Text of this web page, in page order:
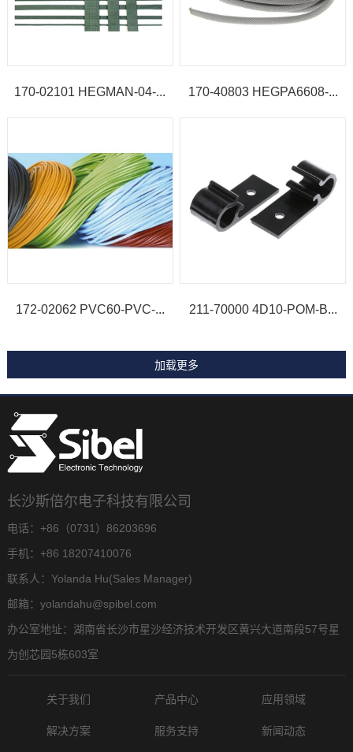
170-02101 HEGMAN-04-... 170-40803 HEGPA6608-...
172-02062 PVC60-PVC-... 211-70000 4D10-POM-B...
长沙斯倍尔电子科技有限公司
电话：+86（0731）86203696
手机：+86 18207410076
联系人：Yolanda Hu(Sales Manager)
邮箱：yolandahu@spibel.com
办公室地址：湖南省长沙市星沙经济技术开发区黄兴大道南段57号星
为创芯园5栋603室
关于我们 产品中心 应用领域
解决方案 服务支持 新闻动态